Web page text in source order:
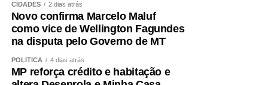
prejudicado, pessoas que acreditaram nele foram
desconsideradas e compromissos formalmente
construídos foram simplesmente descartados.
Não faço política dessa maneira e não aceitarei
naturalizar esse tipo de comportamento.
CIDADES 2 dias atrás
Novo confirma Marcelo Maluf
como vice de Wellington Fagundes
na disputa pelo Governo de MT
POLÍTICA 4 dias atrás
MP reforça crédito e habitação e